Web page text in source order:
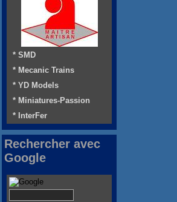
* SMD
* Mecanic Trains
* YD Models
* Miniatures-Passion
* InterFer
Rechercher avec
Google